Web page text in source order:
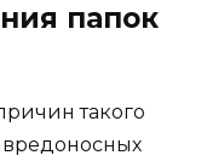
папок
такого